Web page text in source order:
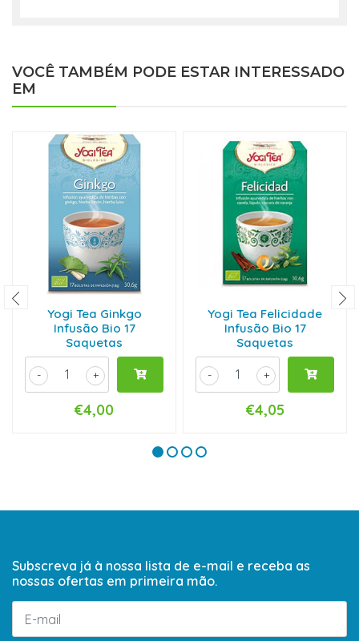
VOCÊ TAMBÉM PODE ESTAR INTERESSADO
EM
Yogi Tea Ginkgo
Infusão Bio 17
Saquetas
+
-
€4,00
Yogi Tea Felicidade
Infusão Bio 17
Saquetas
+
-
€4,05
Subscreva já à nossa lista de e-mail e receba as
nossas ofertas em primeira mão.